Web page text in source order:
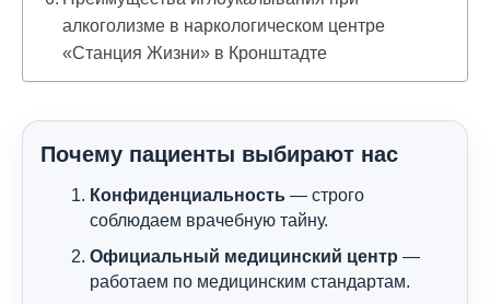
алкоголизме в наркологическом центре
«Станция Жизни» в Кронштадте
Почему пациенты выбирают нас
Конфиденциальность — строго
соблюдаем врачебную тайну.
Официальный медицинский центр —
работаем по медицинским стандартам.